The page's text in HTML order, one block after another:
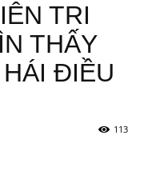
TRI
THẤY
ĐIỀU
113